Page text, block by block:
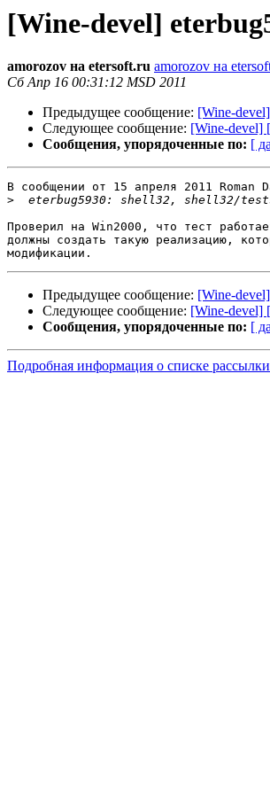
[Wine-devel]
amorozov на etersoft.ru amorozov на
Сб Апр 16 00:31:12 MSD 2011
Предыдущее сообщение: [Wine-
Следующее сообщение: [Wine-devel]
Сообщения, упорядоченные по: [
В сообщении от 15 апреля 2011 Roman
>
Проверил на Win2000, что тест
должны создать такую реализацию,
Предыдущее сообщение: [Wine-
Следующее сообщение: [Wine-devel]
Сообщения, упорядоченные по: [
Подробная информация о списке